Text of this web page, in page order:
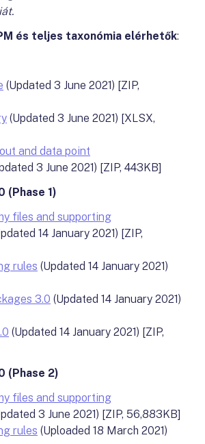
és teljes taxonómia elérhetők:
(Updated 3 June 2021) [ZIP,
(Updated 3 June 2021) [XLSX,
and data point
3 June 2021) [ZIP, 443KB]
(Phase 1)
files and supporting
14 January 2021) [ZIP,
rules (Updated 14 January 2021)
3.0 (Updated 14 January 2021)
(Updated 14 January 2021) [ZIP,
(Phase 2)
files and supporting
3 June 2021) [ZIP, 56,883KB]
rules (Uploaded 18 March 2021)